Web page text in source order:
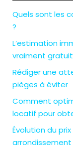
Quels sont les
?
L’estimation
vraiment
Rédiger une
pièges à éviter
Comment
locatif pour
Évolution du
arrondissement